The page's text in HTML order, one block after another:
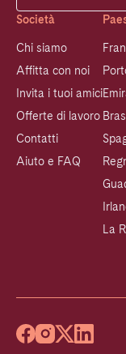
Società
Chi siamo
Affitta con noi
Invita i tuoi amici
Offerte di lavoro
Contatti
Aiuto e FAQ
La